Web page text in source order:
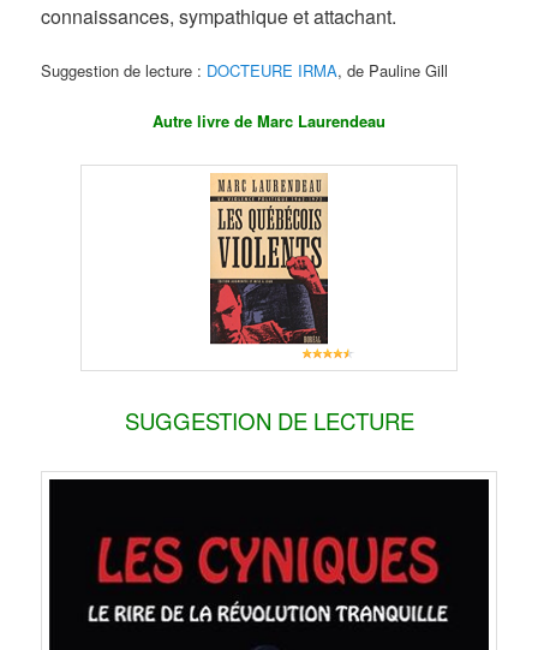
connaissances, sympathique et attachant.
Suggestion de lecture : DOCTEURE IRMA, de Pauline Gill
Autre livre de Marc Laurendeau
SUGGESTION DE LECTURE